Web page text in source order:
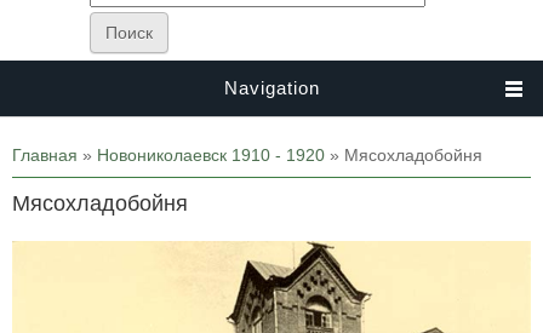
Navigation
Вы здесь
Главная » Новониколаевск 1910 - 1920 » Мясохладобойня
Мясохладобойня